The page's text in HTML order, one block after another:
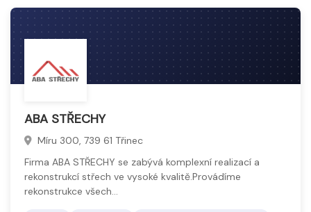
ABA STŘECHY
Míru 300, 739 61 Třinec
Firma ABA STŘECHY se zabývá komplexní realizací a
rekonstrukcí střech ve vysoké kvalitě.Provádíme
rekonstrukce všech…